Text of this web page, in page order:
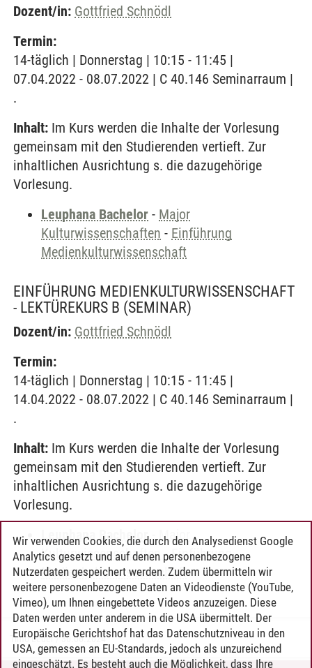
Dozent/in: Gottfried Schnödl
Termin:
14-täglich | Donnerstag | 10:15 - 11:45 |
07.04.2022 - 08.07.2022 | C 40.146 Seminarraum |
.
Inhalt: Im Kurs werden die Inhalte der Vorlesung
gemeinsam mit den Studierenden vertieft. Zur
inhaltlichen Ausrichtung s. die dazugehörige
Vorlesung.
Leuphana Bachelor - Major
Kulturwissenschaften - Einführung
Medienkulturwissenschaft
EINFÜHRUNG MEDIENKULTURWISSENSCHAFT
- LEKTÜREKURS B (SEMINAR)
Dozent/in: Gottfried Schnödl
Termin:
14-täglich | Donnerstag | 10:15 - 11:45 |
14.04.2022 - 08.07.2022 | C 40.146 Seminarraum |
.
Inhalt: Im Kurs werden die Inhalte der Vorlesung
gemeinsam mit den Studierenden vertieft. Zur
inhaltlichen Ausrichtung s. die dazugehörige
Vorlesung.
Leuphana Bachelor-Major
Kulturwissenschaften -Einführung
Medienkulturwissenschaft
Timo Leder/30.06.2024
Wir verwenden Cookies, die durch den Analysedienst Google
Analytics gesetzt und auf denen personenbezogene
Nutzerdaten gespeichert werden. Zudem übermitteln wir
weitere personenbezogene Daten an Videodienste (YouTube,
Vimeo), um Ihnen eingebettete Videos anzuzeigen. Diese
Daten werden unter anderem in die USA übermittelt. Der
Europäische Gerichtshof hat das Datenschutzniveau in den
USA, gemessen an EU-Standards, jedoch als unzureichend
eingeschätzt. Es besteht auch die Möglichkeit, dass Ihre